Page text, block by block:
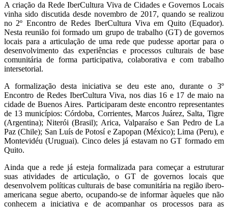
A criação da Rede IberCultura Viva de Cidades e Governos Locais
vinha sido discutida desde novembro de 2017, quando se realizou
no 2º Encontro de Redes IberCultura Viva em Quito (Equador).
Nesta reunião foi formado um grupo de trabalho (GT) de governos
locais para a articulação de uma rede que pudesse aportar para o
desenvolvimento das experiências e processos culturais de base
comunitária de forma participativa, colaborativa e com trabalho
intersetorial.
A formalização desta iniciativa se deu este ano, durante o 3º
Encontro de Redes IberCultura Viva, nos dias 16 e 17 de maio na
cidade de Buenos Aires. Participaram deste encontro representantes
de 13 municípios: Córdoba, Corrientes, Marcos Juárez, Salta, Tigre
(Argentina); Niterói (Brasil); Arica, Valparaíso e San Pedro de La
Paz (Chile); San Luís de Potosí e Zapopan (México); Lima (Peru), e
Montevidéu (Uruguai). Cinco deles já estavam no GT formado em
Quito.
Ainda que a rede já esteja formalizada para começar a estruturar
suas atividades de articulação, o GT de governos locais que
desenvolvem políticas culturais de base comunitária na região ibero-
americana segue aberto, ocupando-se de informar àqueles que não
conhecem a iniciativa e de acompanhar os processos para as